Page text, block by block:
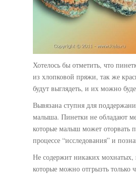
Хотелось бы отметить, что
из хлопковой пряжи, так же
будут выглядеть, и их можно
Вывязана ступня для
малыша. Пинетки не обладают
которые малыш может оторвать
процессе “исследования” и
Не содержит никаких мохнатых,
которые можно отгрызть только